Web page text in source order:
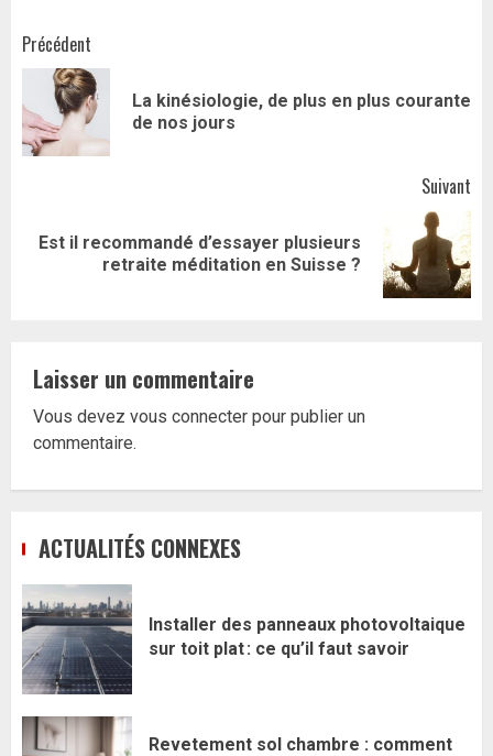
Navigation
d’article
Précédent
La kinésiologie, de plus en plus courante
de nos jours
Suivant
Article
Est il recommandé d’essayer plusieurs
retraite méditation en Suisse ?
Laisser un commentaire
Vous devez vous connecter pour publier un
commentaire.
ACTUALITÉS CONNEXES
Installer des panneaux photovoltaique
sur toit plat : ce qu’il faut savoir
Revetement sol chambre : comment